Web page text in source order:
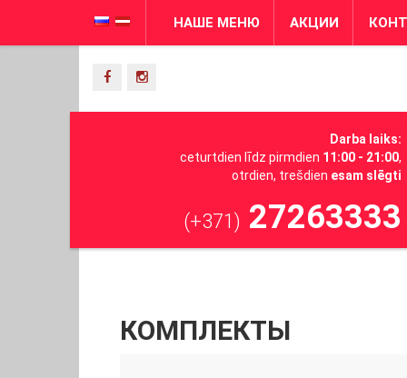
НАШЕ МЕНЮ АКЦИИ
Darba laiks:
ceturtdien līdz pirmdien 11:00 - 21:00,
otrdien, trešdien esam slēgti
(+371) 27263333
КОМПЛЕКТЫ